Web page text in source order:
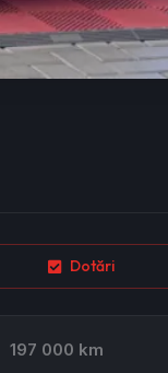
Dotări
197 000 km